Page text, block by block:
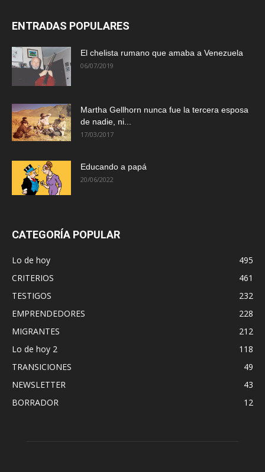
ENTRADAS POPULARES
El chelista rumano que amaba a Venezuela
06/07/2019
Martha Gellhorn nunca fue la tercera esposa
de nadie, ni...
17/03/2017
Educando a papá
20/06/2022
CATEGORÍA POPULAR
Lo de hoy
495
CRITERIOS
461
TESTIGOS
232
EMPRENDEDORES
228
MIGRANTES
212
Lo de hoy 2
118
TRANSICIONES
49
NEWSLETTER
43
BORRADOR
12